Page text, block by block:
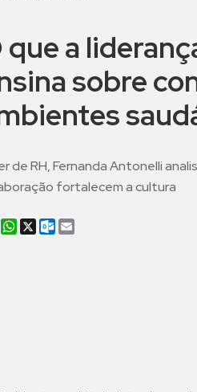
que a
sobre
de RH, Fernanda Antonelli
fortalecem a cultura
WhatsApp
X Outlook.com
Email